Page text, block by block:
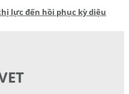
lực đến hồi phục kỳ diệu